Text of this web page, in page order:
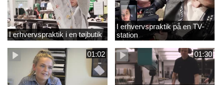
I erhvervspraktik i en tøjbutik
I erhvervspraktik på en TV-
station
01:02 01:30